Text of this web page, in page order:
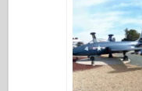
Video